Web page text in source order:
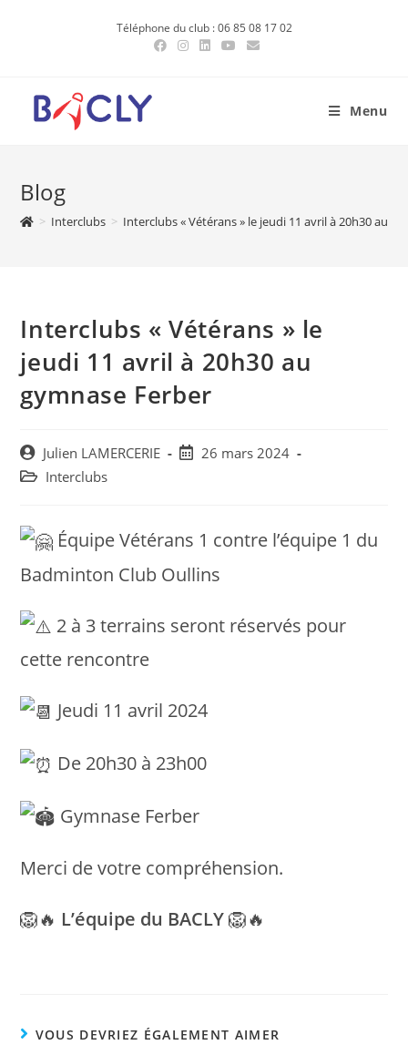
Téléphone du club : 06 85 08 17 02
Menu
Blog
> Interclubs > Interclubs « Vétérans » le jeudi 11 avril à 20h30 au
Interclubs « Vétérans » le
jeudi 11 avril à 20h30 au
gymnase Ferber
Post
author:
Julien LAMERCERIE
Post26 mars 2024
Post Interclubs
Équipe Vétérans 1 contre l’équipe 1 du
Badminton Club Oullins
2 à 3 terrains seront réservés pour
cette rencontre
Jeudi 11 avril 2024
De 20h30 à 23h00
Gymnase Ferber
Merci de votre compréhension.
🦁🔥 L’équipe du BACLY🦁🔥
VOUS DEVRIEZ ÉGALEMENT AIMER